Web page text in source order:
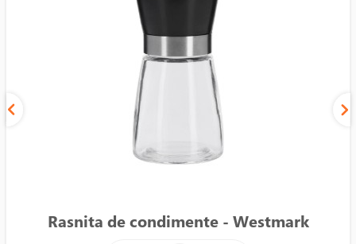
Rasnita de condimente - Westmark